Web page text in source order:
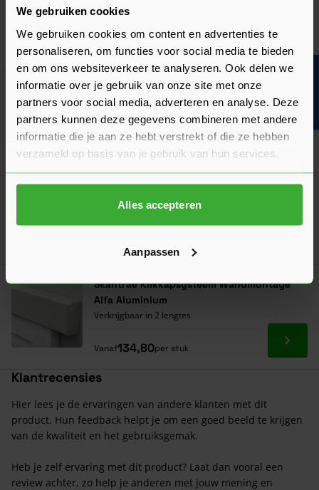
We gebruiken cookies
We gebruiken cookies om content en advertenties te
personaliseren, om functies voor social media te bieden
en om ons websiteverkeer te analyseren. Ook delen we
informatie over je gebruik van onze site met onze
partners voor social media, adverteren en analyse. Deze
partners kunnen deze gegevens combineren met andere
informatie die je aan ze hebt verstrekt of die ze hebben
verzameld op basis van je gebruik van hun services.
Alles accepteren
Aanpassen
Schuifdeuren
Nu41,73per stuk Ga
Let op: Alleen te koop i.c.m. Skantrae deuren!
Skantrae Kantschuifsysteem Inclusief
Frezing
Nu88,07 per set
Verkrijgbaar in 3 varianten
Skantrae Klikkapsysteem Wandmontage
Alfa Aluminium
Verkrijgbaar in 2 lengtes
Vanaf134,80per stuk Ga
Klantrecensies
Hier lees je de ervaringen van andere klanten met dit
product. Hun feedback helpt je om een goed beeld te krijgen
van de kwaliteit en het gebruiksgemak.
Heb je zelf ervaring met dit product? Laat dan vooral een
review achter, zo help je anderen met jouw mening en